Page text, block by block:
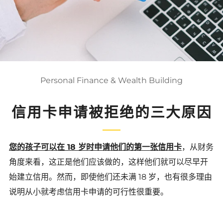
Personal Finance & Wealth Building
信用卡申请被拒绝的三大原因
您的孩子可以在 18 岁时申请他们的第一张信用卡，从财务
角度来看，这正是他们应该做的，这样他们就可以尽早开
始建立信用。然而，即使他们还未满 18 岁，也有很多理由
说明从小就考虑信用卡申请的可行性很重要。